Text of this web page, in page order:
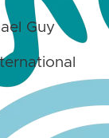
Guy